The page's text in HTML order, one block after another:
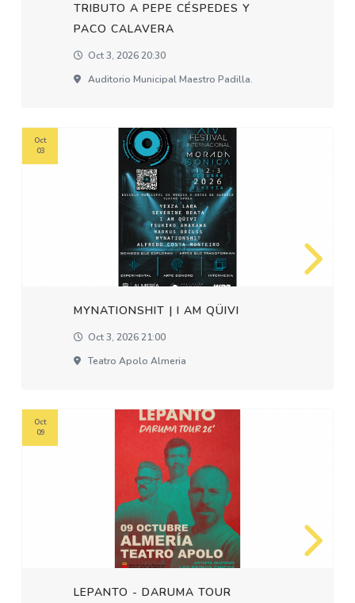
TRIBUTO A PEPE CÉSPEDES Y
PACO CALAVERA
Oct 3, 2026 20:30
Auditorio Municipal Maestro Padilla.
MYNATIONSHIT | I AM QÜIVI
Oct 3, 2026 21:00
Teatro Apolo Almeria
Oct
03
LEPANTO - DARUMA TOUR
Oct
09